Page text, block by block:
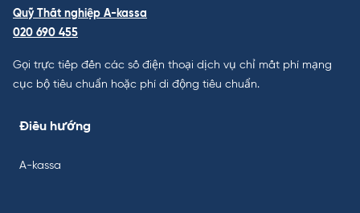
Quỹ Thất nghiệp A-kassa
020 690 455
Gọi trực tiếp đến các số điện thoại dịch vụ chỉ mất phí mạng
cục bộ tiêu chuẩn hoặc phí di động tiêu chuẩn.
Điều hướng
A-kassa